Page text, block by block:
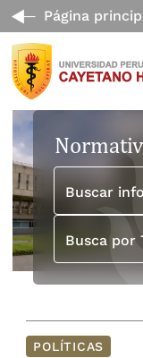
Página
Buscar
Busca por
POLÍTICAS